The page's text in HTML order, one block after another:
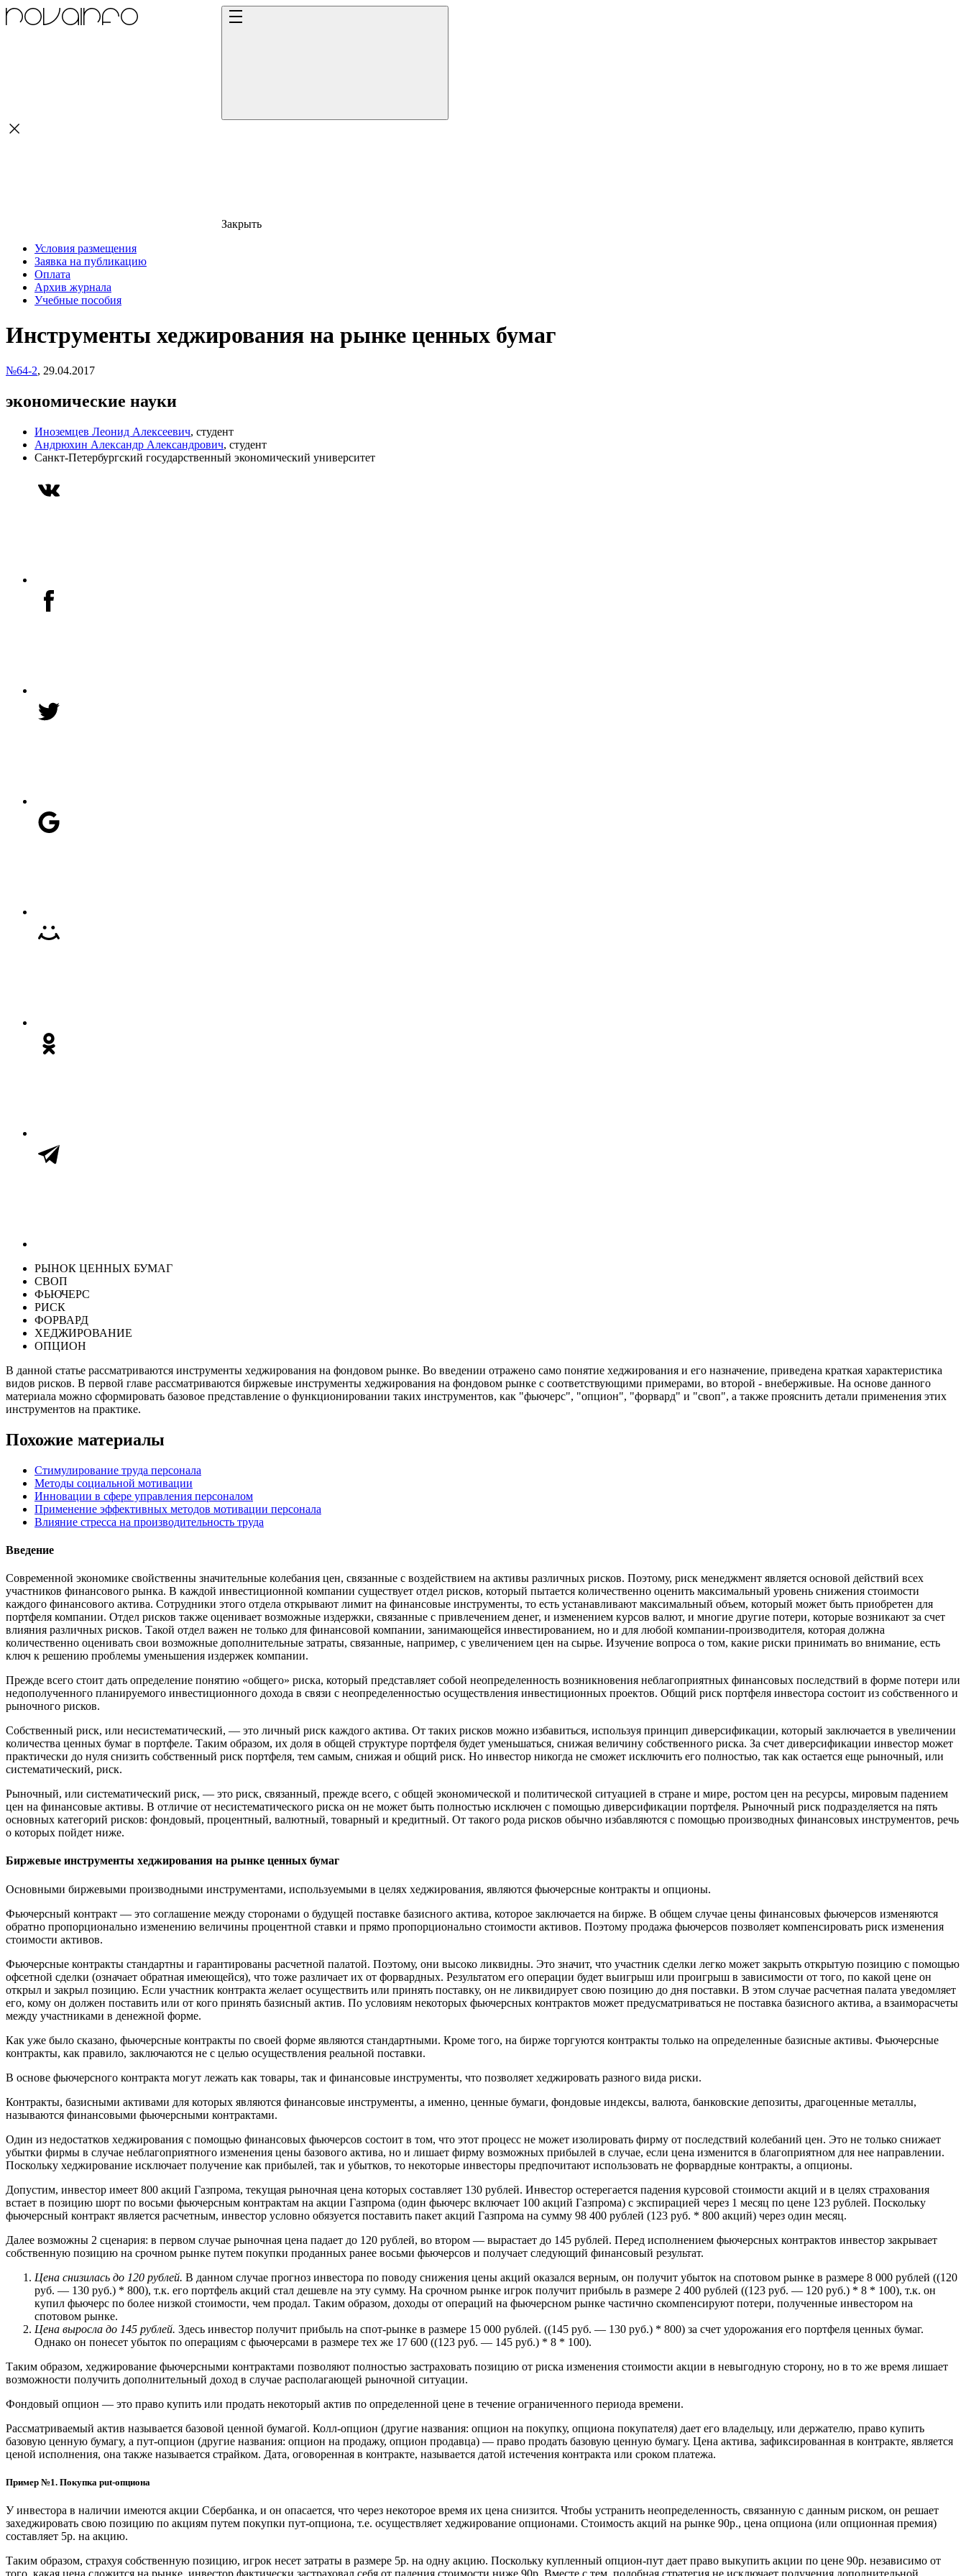
Закрыть
Условия размещения
Заявка на публикацию
Оплата
Архив журнала
Учебные пособия
Инструменты хеджирования на рынке ценных бумаг
№64-2, 29.04.2017
экономические науки
Иноземцев Леонид Алексеевич, студент
Андрюхин Александр Александрович, студент
Санкт-Петербургский государственный экономический университет
РЫНОК ЦЕННЫХ БУМАГ
СВОП
ФЬЮЧЕРС
РИСК
ФОРВАРД
ХЕДЖИРОВАНИЕ
ОПЦИОН
В данной статье рассматриваются инструменты хеджирования на фондовом рынке. Во введении отражено само понятие хеджирования и его назначение, приведена краткая характеристика
видов рисков. В первой главе рассматриваются биржевые инструменты хеджирования на фондовом рынке с соответствующими примерами, во второй - внеберживые. На основе данного
материала можно сформировать базовое представление о функционировании таких инструментов, как "фьючерс", "опцион", "форвард" и "своп", а также прояснить детали применения этих
инструментов на практике.
Похожие материалы
Стимулирование труда персонала
Методы социальной мотивации
Инновации в сфере управления персоналом
Применение эффективных методов мотивации персонала
Влияние стресса на производительность труда
Введение
Современной экономике свойственны значительные колебания цен, связанные с воздействием на активы различных рисков. Поэтому, риск менеджмент является основой действий всех
участников финансового рынка. В каждой инвестиционной компании существует отдел рисков, который пытается количественно оценить максимальный уровень снижения стоимости
каждого финансового актива. Сотрудники этого отдела открывают лимит на финансовые инструменты, то есть устанавливают максимальный объем, который может быть приобретен для
портфеля компании. Отдел рисков также оценивает возможные издержки, связанные с привлечением денег, и изменением курсов валют, и многие другие потери, которые возникают за счет
влияния различных рисков. Такой отдел важен не только для финансовой компании, занимающейся инвестированием, но и для любой компании-производителя, которая должна
количественно оценивать свои возможные дополнительные затраты, связанные, например, с увеличением цен на сырье. Изучение вопроса о том, какие риски принимать во внимание, есть
ключ к решению проблемы уменьшения издержек компании.
Прежде всего стоит дать определение понятию «общего» риска, который представляет собой неопределенность возникновения неблагоприятных финансовых последствий в форме потери или
недополученного планируемого инвестиционного дохода в связи с неопределенностью осуществления инвестиционных проектов. Общий риск портфеля инвестора состоит из собственного и
рыночного рисков.
Собственный риск, или несистематический, — это личный риск каждого актива. От таких рисков можно избавиться, используя принцип диверсификации, который заключается в увеличении
количества ценных бумаг в портфеле. Таким образом, их доля в общей структуре портфеля будет уменьшаться, снижая величину собственного риска. За счет диверсификации инвестор может
практически до нуля снизить собственный риск портфеля, тем самым, снижая и общий риск. Но инвестор никогда не сможет исключить его полностью, так как остается еще рыночный, или
систематический, риск.
Рыночный, или систематический риск, — это риск, связанный, прежде всего, с общей экономической и политической ситуацией в стране и мире, ростом цен на ресурсы, мировым падением
цен на финансовые активы. В отличие от несистематического риска он не может быть полностью исключен с помощью диверсификации портфеля. Рыночный риск подразделяется на пять
основных категорий рисков: фондовый, процентный, валютный, товарный и кредитный. От такого рода рисков обычно избавляются с помощью производных финансовых инструментов, речь
о которых пойдет ниже.
Биржевые инструменты хеджирования на рынке ценных бумаг
Основными биржевыми производными инструментами, используемыми в целях хеджирования, являются фьючерсные контракты и опционы.
Фьючерсный контракт — это соглашение между сторонами о будущей поставке базисного актива, которое заключается на бирже. В общем случае цены финансовых фьючерсов изменяются
обратно пропорционально изменению величины процентной ставки и прямо пропорционально стоимости активов. Поэтому продажа фьючерсов позволяет компенсировать риск изменения
стоимости активов.
Фьючерсные контракты стандартны и гарантированы расчетной палатой. Поэтому, они высоко ликвидны. Это значит, что участник сделки легко может закрыть открытую позицию с помощью
офсетной сделки (означает обратная имеющейся), что тоже различает их от форвардных. Результатом его операции будет выигрыш или проигрыш в зависимости от того, по какой цене он
открыл и закрыл позицию. Если участник контракта желает осуществить или принять поставку, он не ликвидирует свою позицию до дня поставки. В этом случае расчетная палата уведомляет
его, кому он должен поставить или от кого принять базисный актив. По условиям некоторых фьючерсных контрактов может предусматриваться не поставка базисного актива, а взаиморасчеты
между участниками в денежной форме.
Как уже было сказано, фьючерсные контракты по своей форме являются стандартными. Кроме того, на бирже торгуются контракты только на определенные базисные активы. Фьючерсные
контракты, как правило, заключаются не с целью осуществления реальной поставки.
В основе фьючерсного контракта могут лежать как товары, так и финансовые инструменты, что позволяет хеджировать разного вида риски.
Контракты, базисными активами для которых являются финансовые инструменты, а именно, ценные бумаги, фондовые индексы, валюта, банковские депозиты, драгоценные металлы,
называются финансовыми фьючерсными контрактами.
Один из недостатков хеджирования с помощью финансовых фьючерсов состоит в том, что этот процесс не может изолировать фирму от последствий колебаний цен. Это не только снижает
убытки фирмы в случае неблагоприятного изменения цены базового актива, но и лишает фирму возможных прибылей в случае, если цена изменится в благоприятном для нее направлении.
Поскольку хеджирование исключает получение как прибылей, так и убытков, то некоторые инвесторы предпочитают использовать не форвардные контракты, а опционы.
Допустим, инвестор имеет 800 акций Газпрома, текущая рыночная цена которых составляет 130 рублей. Инвестор остерегается падения курсовой стоимости акций и в целях страхования
встает в позицию шорт по восьми фьючерсным контрактам на акции Газпрома (один фьючерс включает 100 акций Газпрома) с экспирацией через 1 месяц по цене 123 рублей. Поскольку
фьючерсный контракт является расчетным, инвестор условно обязуется поставить пакет акций Газпрома на сумму 98 400 рублей (123 руб. * 800 акций) через один месяц.
Далее возможны 2 сценария: в первом случае рыночная цена падает до 120 рублей, во втором — вырастает до 145 рублей. Перед исполнением фьючерсных контрактов инвестор закрывает
собственную позицию на срочном рынке путем покупки проданных ранее восьми фьючерсов и получает следующий финансовый результат.
Цена снизилась до 120 рублей. В данном случае прогноз инвестора по поводу снижения цены акций оказался верным, он получит убыток на спотовом рынке в размере 8 000 рублей ((120
руб. — 130 руб.) * 800), т.к. его портфель акций стал дешевле на эту сумму. На срочном рынке игрок получит прибыль в размере 2 400 рублей ((123 руб. — 120 руб.) * 8 * 100), т.к. он
купил фьючерc по более низкой стоимости, чем продал. Таким образом, доходы от операций на фьючерсном рынке частично скомпенсируют потери, полученные инвестором на
спотовом рынке.
Цена выросла до 145 рублей. Здесь инвестор получит прибыль на спот-рынке в размере 15 000 рублей. ((145 руб. — 130 руб.) * 800) за счет удорожания его портфеля ценных бумаг.
Однако он понесет убыток по операциям с фьючерсами в размере тех же 17 600 ((123 руб. — 145 руб.) * 8 * 100).
Таким образом, хеджирование фьючерсными контрактами позволяют полностью застраховать позицию от риска изменения стоимости акции в невыгодную сторону, но в то же время лишает
возможности получить дополнительный доход в случае располагающей рыночной ситуации.
Фондовый опцион — это право купить или продать некоторый актив по определенной цене в течение ограниченного периода времени.
Рассматриваемый актив называется базовой ценной бумагой. Колл-опцион (другие названия: опцион на покупку, опциона покупателя) дает его владельцу, или держателю, право купить
базовую ценную бумагу, а пут-опцион (другие названия: опцион на продажу, опцион продавца) — право продать базовую ценную бумагу. Цена актива, зафиксированная в контракте, является
ценой исполнения, она также называется страйком. Дата, оговоренная в контракте, называется датой истечения контракта или сроком платежа.
Пример №1. Покупка put-опциона
У инвестора в наличии имеются акции Сбербанка, и он опасается, что через некоторое время их цена снизится. Чтобы устранить неопределенность, связанную с данным риском, он решает
захеджировать свою позицию по акциям путем покупки пут-опциона, т.е. осуществляет хеджирование опционами. Стоимость акций на рынке 90р., цена опциона (или опционная премия)
составляет 5р. на акцию.
Таким образом, страхуя собственную позицию, игрок несет затраты в размере 5р. на одну акцию. Поскольку купленный опцион-пут дает право выкупить акции по цене 90р. независимо от
того, какая цена сложится на рынке, инвестор фактически застраховал себя от падения стоимости ниже 90р. Вместе с тем, подобная стратегия не исключает получения дополнительной